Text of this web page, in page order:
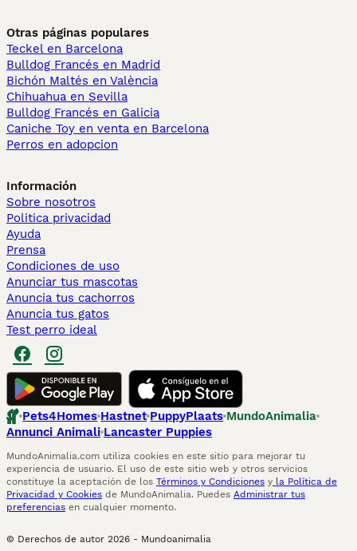
Otras páginas populares
Teckel en Barcelona
Bulldog Francés en Madrid
Bichón Maltés en València
Chihuahua en Sevilla
Bulldog Francés en Galicia
Caniche Toy en venta en Barcelona
Perros en adopcion
Información
Sobre nosotros
Politica privacidad
Ayuda
Prensa
Condiciones de uso
Anunciar tus mascotas
Anuncia tus cachorros
Anuncia tus gatos
Test perro ideal
Pets4Homes Hastnet PuppyPlaats MundoAnimalia
Annunci Animali Lancaster Puppies
MundoAnimalia.com utiliza cookies en este sitio para mejorar tu
experiencia de usuario. El uso de este sitio web y otros servicios
constituye la aceptación de los Términos y Condiciones y la Política de
Privacidad y Cookies de MundoAnimalia. Puedes Administrar tus
preferencias en cualquier momento.
© Derechos de autor 2026 - Mundoanimalia